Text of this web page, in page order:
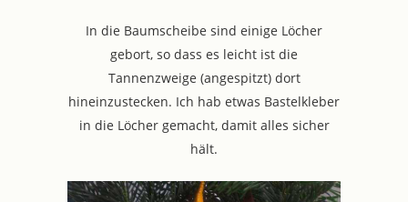
In die Baumscheibe sind einige Löcher
gebort, so dass es leicht ist die
Tannenzweige (angespitzt) dort
hineinzustecken. Ich hab etwas Bastelkleber
in die Löcher gemacht, damit alles sicher
hält.